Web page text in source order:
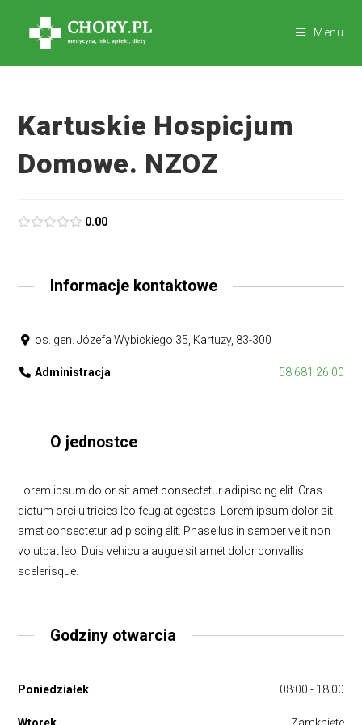
Menu
Kartuskie Hospicjum
Domowe. NZOZ
0.00
Informacje kontaktowe
os. gen. Józefa Wybickiego 35, Kartuzy, 83-300
Administracja 58 681 26 00
O jednostce
Lorem ipsum dolor sit amet consectetur adipiscing elit. Cras
dictum orci ultricies leo feugiat egestas. Lorem ipsum dolor sit
amet consectetur adipiscing elit. Phasellus in semper velit non
volutpat leo. Duis vehicula augue sit amet dolor convallis
scelerisque.
Godziny otwarcia
Poniedziałek 08:00 - 18:00
Wtorek Zamknięte